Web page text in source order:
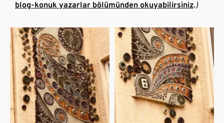
blog-konuk yazarlar bölümünden okuyabilirsiniz.)